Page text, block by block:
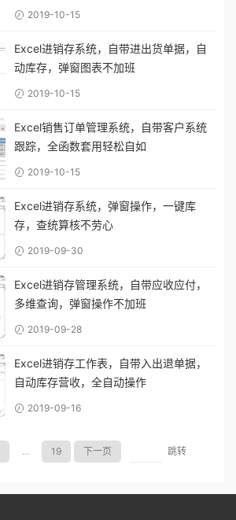
2019-10-15
Excel进销存系统，自带进出货单据，自
动库存，弹窗图表不加班
2019-10-15
Excel销售订单管理系统，自带客户系统
跟踪，全函数套用轻松自如
2019-10-15
Excel进销存系统，弹窗操作，一键库
存，查统算核不劳心
2019-09-30
Excel进销存管理系统，自带应收应付，
多维查询，弹窗操作不加班
2019-09-28
Excel进销存工作表，自带入出退单据，
自动库存营收，全自动操作
2019-09-16
... 19 下一页 跳转